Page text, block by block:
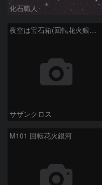
化石職人
夜空は宝石箱(回転花火銀河 M101) Seestar50
サザンクロス
M101 回転花火銀河